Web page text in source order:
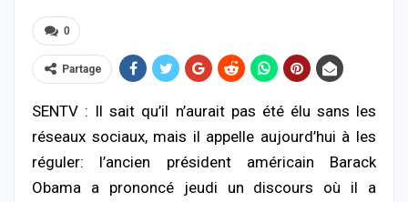
0
Partage
SENTV : Il sait qu’il n’aurait pas été élu sans les
réseaux sociaux, mais il appelle aujourd’hui à les
réguler: l’ancien président américain Barack
Obama a prononcé jeudi un discours où il a